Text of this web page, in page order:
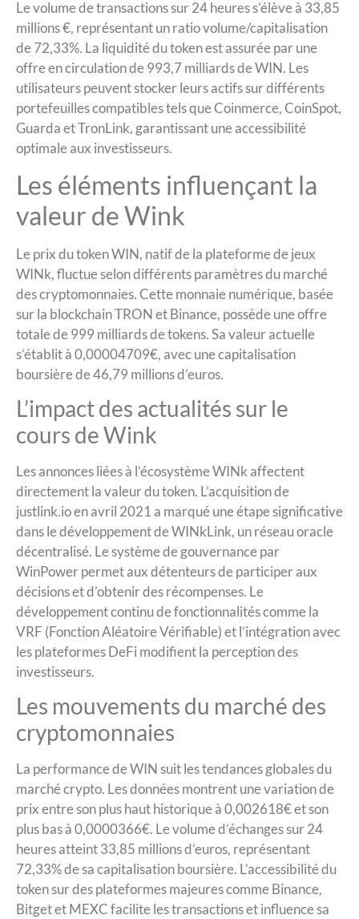
Le volume de transactions sur 24 heures s’élève à 33,85
millions €, représentant un ratio volume/capitalisation
de 72,33%. La liquidité du token est assurée par une
offre en circulation de 993,7 milliards de WIN. Les
utilisateurs peuvent stocker leurs actifs sur différents
portefeuilles compatibles tels que Coinmerce, CoinSpot,
Guarda et TronLink, garantissant une accessibilité
optimale aux investisseurs.
Les éléments influençant la
valeur de Wink
Le prix du token WIN, natif de la plateforme de jeux
WINk, fluctue selon différents paramètres du marché
des cryptomonnaies. Cette monnaie numérique, basée
sur la blockchain TRON et Binance, possède une offre
totale de 999 milliards de tokens. Sa valeur actuelle
s’établit à 0,00004709€, avec une capitalisation
boursière de 46,79 millions d’euros.
L’impact des actualités sur le
cours de Wink
Les annonces liées à l’écosystème WINk affectent
directement la valeur du token. L’acquisition de
justlink.io en avril 2021 a marqué une étape significative
dans le développement de WINkLink, un réseau oracle
décentralisé. Le système de gouvernance par
WinPower permet aux détenteurs de participer aux
décisions et d’obtenir des récompenses. Le
développement continu de fonctionnalités comme la
VRF (Fonction Aléatoire Vérifiable) et l’intégration avec
les plateformes DeFi modifient la perception des
investisseurs.
Les mouvements du marché des
cryptomonnaies
La performance de WIN suit les tendances globales du
marché crypto. Les données montrent une variation de
prix entre son plus haut historique à 0,002618€ et son
plus bas à 0,0000366€. Le volume d’échanges sur 24
heures atteint 33,85 millions d’euros, représentant
72,33% de sa capitalisation boursière. L’accessibilité du
token sur des plateformes majeures comme Binance,
Bitget et MEXC facilite les transactions et influence sa